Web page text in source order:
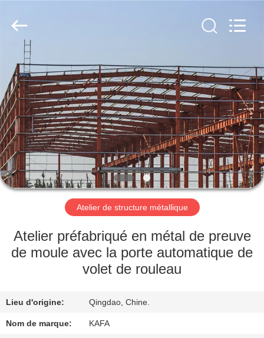
ACCUEIL
PRODUITS
VIDÉOS
SPECTACLE
DE
RÉALITÉ
VIRTUELLE
DE
NOUS
Fabrication
Reserved.
Atelier de structure métallique
Atelier préfabriqué en métal de preuve
de moule avec la porte automatique de
volet de rouleau
Lieu d'origine: Qingdao, Chine.
Nom de marque: KAFA